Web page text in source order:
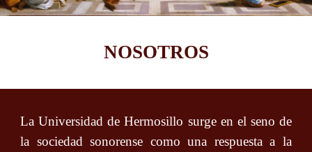
NOSOTROS
La Universidad de Hermosillo surge en el seno de
la sociedad sonorense como una respuesta a la